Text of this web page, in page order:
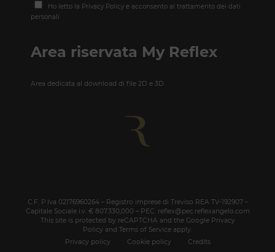
Ho letto la Privacy Policy e acconsento al trattamento dei dati
personali
Area riservata My Reflex
Area dedicata al download di file 2D e 3D
C.F. P.Iva 02176960264 – Registro imprese di Treviso REA TV-192907 –
Capitale Sociale i.v. € 807.330,000 – PEC: reflex@pec.reflexangelo.com
This site is protected by reCAPTCHA and the Google Privacy
Policy and Terms of Service apply.
Privacy policy
Cookie policy Credits